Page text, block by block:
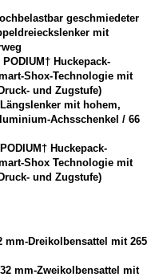
geschmiedeter
mit
Huckepack-
Shox-Technologie mit
und Zugstufe)
mit hohem,
Achsschenkel / 66
Huckepack-
Shox Technologie mit
und Zugstufe)
mm-Dreikolbensattel mit 265
mm-Zweikolbensattel mit